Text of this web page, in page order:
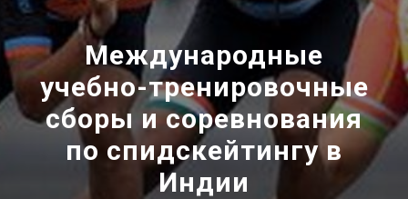
Международные
учебно-тренировочные
сборы и соревнования
по спидскейтингу в
Индии